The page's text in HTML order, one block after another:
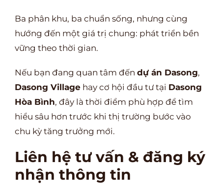
Ba phân khu, ba chuẩn sống, nhưng cùng
hướng đến một giá trị chung: phát triển bền
vững theo thời gian.
Nếu bạn đang quan tâm đến dự án Dasong,
Dasong Village hay cơ hội đầu tư tại Dasong
Hòa Bình, đây là thời điểm phù hợp để tìm
hiểu sâu hơn trước khi thị trường bước vào
chu kỳ tăng trưởng mới.
Liên hệ tư vấn & đăng ký
nhận thông tin